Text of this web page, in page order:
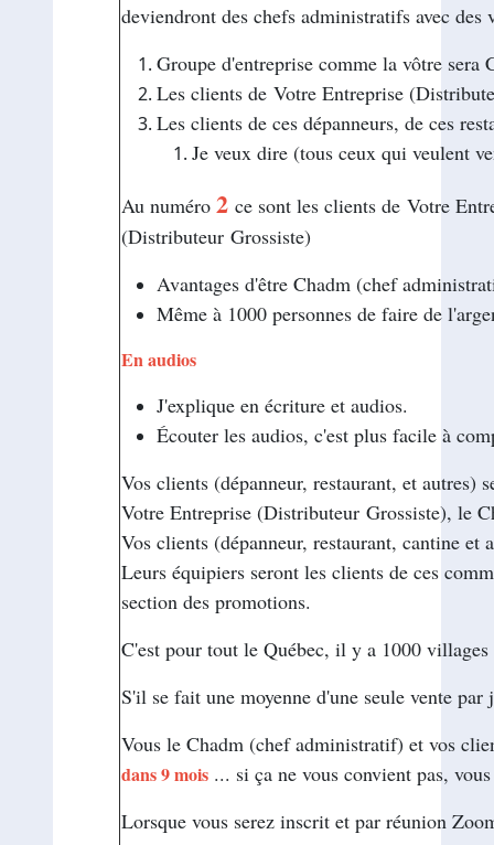
deviendront des chefs administratifs avec des
Groupe d'entreprise comme la vôtre
Les clients de Votre Entreprise
Les clients de ces dépanneurs, de ces
Je veux dire (tous ceux qui veulent
Au numéro 2 ce sont les clients de Votre
(Distributeur Grossiste)
Avantages d'être Chadm (chef
Même à 1000 personnes de faire de
En audios
J'explique en écriture et audios.
Écouter les audios, c'est plus facile à
Vos clients (dépanneur, restaurant, et autres)
Votre Entreprise (Distributeur Grossiste), le
Vos clients (dépanneur, restaurant, cantine et
Leurs équipiers seront les clients de ces
section des promotions.
C'est pour tout le Québec, il y a 1000 villages
S'il se fait une moyenne d'une seule vente
Vous le Chadm (chef administratif) et vos
dans 9 mois ... si ça ne vous convient pas,
Lorsque vous serez inscrit et par réunion